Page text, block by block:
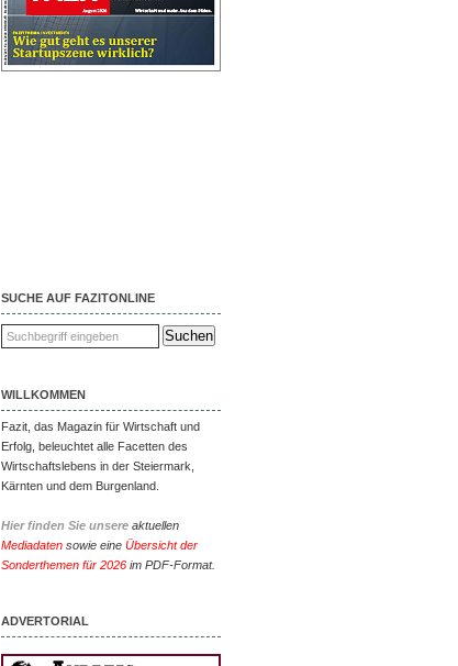
SUCHE AUF FAZITONLINE
WILLKOMMEN
Fazit, das Magazin für Wirtschaft und
Erfolg, beleuchtet alle Facetten des
Wirtschaftslebens in der Steiermark,
Kärnten und dem Burgenland.
Hier finden Sie unsere aktuellen
Mediadaten sowie eine Übersicht der
Sonderthemen für 2026 im PDF-Format.
ADVERTORIAL